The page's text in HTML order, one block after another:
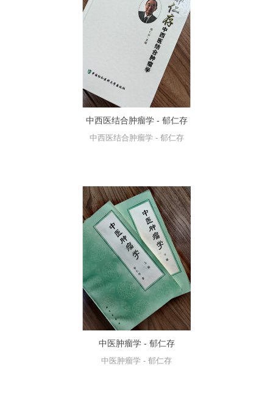
中西医结合肿瘤学 - 郁仁存
中西医结合肿瘤学 - 郁仁存
中医肿瘤学 - 郁仁存
中医肿瘤学 - 郁仁存